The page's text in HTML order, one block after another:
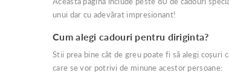
unui dar cu adevărat impresionant!
Cum alegi cadouri pentru diriginta?
Stii prea bine cât de greu poate fi să alegi
care se vor potrivi de minune acestor persoane: